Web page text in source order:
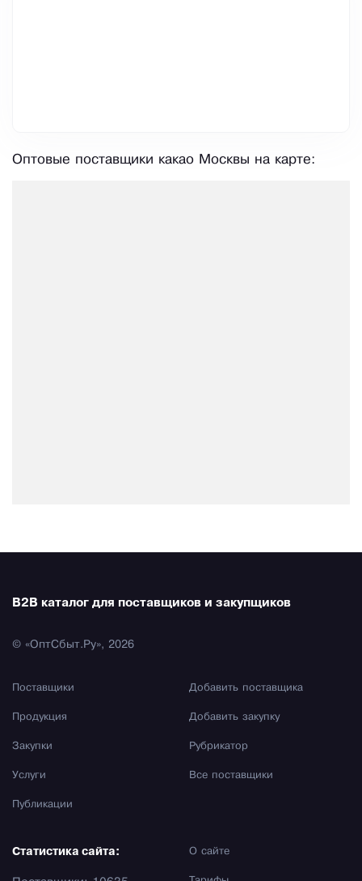
Оптовые поставщики какао Москвы на карте:
B2B каталог для поставщиков и закупщиков
© «ОптСбыт.Ру», 2026
Поставщики
Продукция
Закупки
Услуги
Публикации
Добавить поставщика
Добавить закупку
Рубрикатор
Все поставщики
О сайте
Статистика сайта: